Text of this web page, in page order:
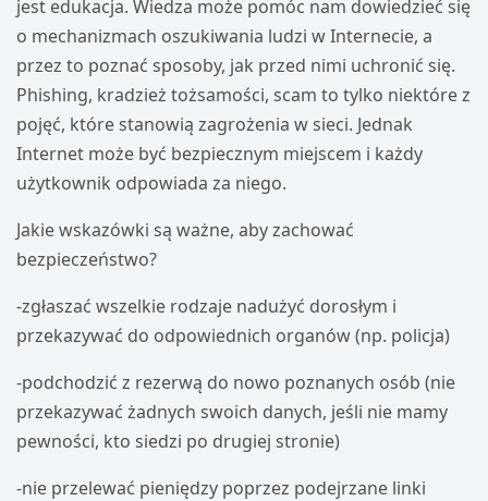
jest edukacja. Wiedza może pomóc nam dowiedzieć się
o mechanizmach oszukiwania ludzi w Internecie, a
przez to poznać sposoby, jak przed nimi uchronić się.
Phishing, kradzież tożsamości, scam to tylko niektóre z
pojęć, które stanowią zagrożenia w sieci. Jednak
Internet może być bezpiecznym miejscem i każdy
użytkownik odpowiada za niego.
Jakie wskazówki są ważne, aby zachować
bezpieczeństwo?
-zgłaszać wszelkie rodzaje nadużyć dorosłym i
przekazywać do odpowiednich organów (np. policja)
-podchodzić z rezerwą do nowo poznanych osób (nie
przekazywać żadnych swoich danych, jeśli nie mamy
pewności, kto siedzi po drugiej stronie)
-nie przelewać pieniędzy poprzez podejrzane linki